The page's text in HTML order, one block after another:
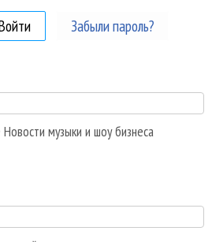
(активная вкладка)
Забыли пароль?
музыки и шоу бизнеса